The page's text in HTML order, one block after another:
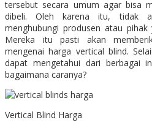
tersebut secara umum agar bisa
dibeli. Oleh karena itu, tidak
menghubungi produsen atau pihak
Mereka itu pasti akan
mengenai harga vertical blind.
dapat mengetahui dari berbagai
bagaimana caranya?
Vertical Blind Harga